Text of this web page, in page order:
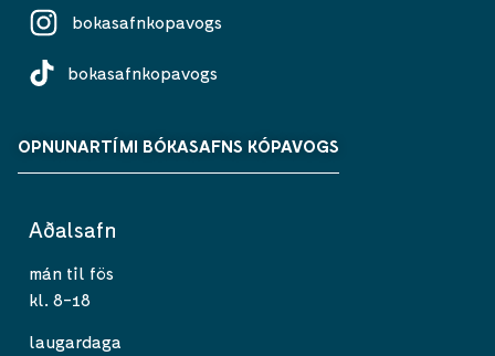
bokasafnkopavogs
bokasafnkopavogs
OPNUNARTÍMI BÓKASAFNS KÓPAVOGS
Aðalsafn
mán til fös
kl. 8-18
laugardaga